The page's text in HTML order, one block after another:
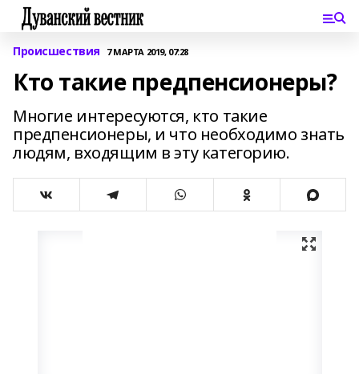
Происшествия 7 МАРТА 2019, 07:28
Кто такие предпенсионеры?
Многие интересуются, кто такие
предпенсионеры, и что необходимо знать
людям, входящим в эту категорию.